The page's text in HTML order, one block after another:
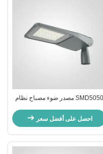
SMD5050 مصدر ضوء مصباح نظام
الطاقة PF0 9 مثالي لإضاءة الشوارع
الحضرية وسلامة الطرق العامة
احصل على أفضل سعر